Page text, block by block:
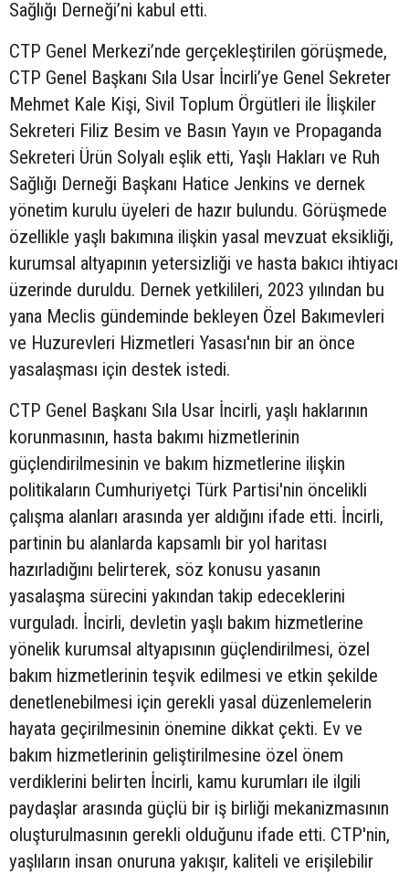
Sağlığı Derneği’ni kabul etti.
CTP Genel Merkezi’nde gerçekleştirilen görüşmede,
CTP Genel Başkanı Sıla Usar İncirli’ye Genel Sekreter
Mehmet Kale Kişi, Sivil Toplum Örgütleri ile İlişkiler
Sekreteri Filiz Besim ve Basın Yayın ve Propaganda
Sekreteri Ürün Solyalı eşlik etti, Yaşlı Hakları ve Ruh
Sağlığı Derneği Başkanı Hatice Jenkins ve dernek
yönetim kurulu üyeleri de hazır bulundu. Görüşmede
özellikle yaşlı bakımına ilişkin yasal mevzuat eksikliği,
kurumsal altyapının yetersizliği ve hasta bakıcı ihtiyacı
üzerinde duruldu. Dernek yetkilileri, 2023 yılından bu
yana Meclis gündeminde bekleyen Özel Bakımevleri
ve Huzurevleri Hizmetleri Yasası'nın bir an önce
yasalaşması için destek istedi.
CTP Genel Başkanı Sıla Usar İncirli, yaşlı haklarının
korunmasının, hasta bakımı hizmetlerinin
güçlendirilmesinin ve bakım hizmetlerine ilişkin
politikaların Cumhuriyetçi Türk Partisi'nin öncelikli
çalışma alanları arasında yer aldığını ifade etti. İncirli,
partinin bu alanlarda kapsamlı bir yol haritası
hazırladığını belirterek, söz konusu yasanın
yasalaşma sürecini yakından takip edeceklerini
vurguladı. İncirli, devletin yaşlı bakım hizmetlerine
yönelik kurumsal altyapısının güçlendirilmesi, özel
bakım hizmetlerinin teşvik edilmesi ve etkin şekilde
denetlenebilmesi için gerekli yasal düzenlemelerin
hayata geçirilmesinin önemine dikkat çekti. Ev ve
bakım hizmetlerinin geliştirilmesine özel önem
verdiklerini belirten İncirli, kamu kurumları ile ilgili
paydaşlar arasında güçlü bir iş birliği mekanizmasının
oluşturulmasının gerekli olduğunu ifade etti. CTP'nin,
yaşlıların insan onuruna yakışır, kaliteli ve erişilebilir